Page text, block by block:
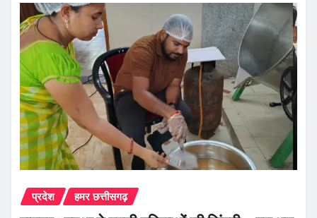
प्रदेश हमर छत्तीसगढ़